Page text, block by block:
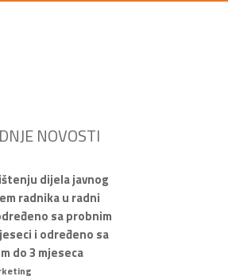
NOVOSTI
dijela javnog
radnika u radni
sa probnim
i određeno sa
do 3 mjeseca